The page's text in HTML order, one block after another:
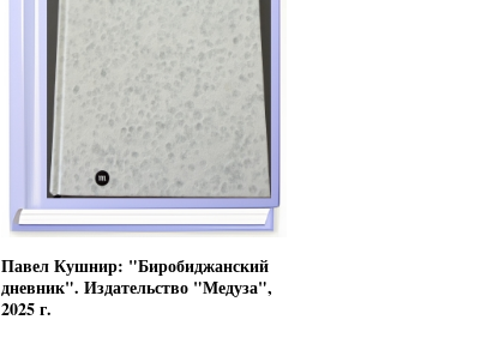
Павел Кушнир: "Биробиджанский
дневник". Издательство "Медуза",
2025 г.